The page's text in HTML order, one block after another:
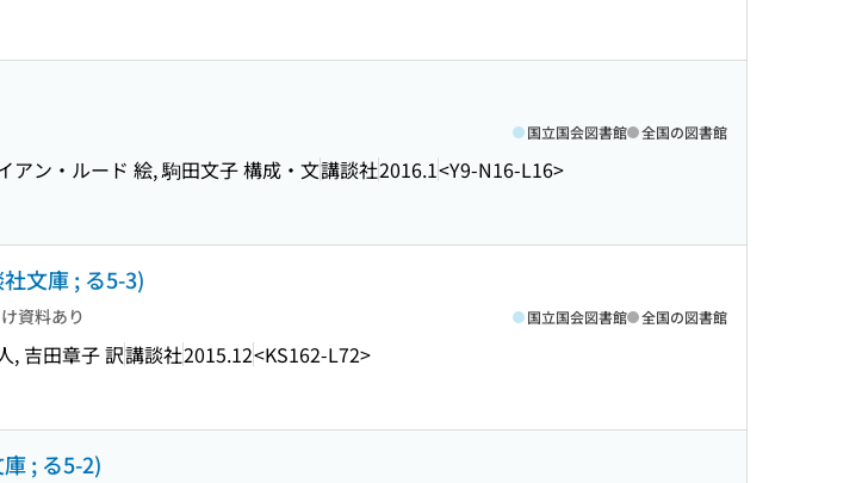
アン・ルード 絵, 駒田文子 構成・文講談社2016.1<Y9-N16-L16>
国立国会図書館 全国の図書館
文庫 ; る5-3)
資料あり
, 吉田章子 訳講談社2015.12<KS162-L72>
国立国会図書館 全国の図書館
; る5-2)